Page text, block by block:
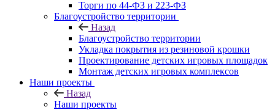
Торги по 44-ФЗ и 223-ФЗ
Благоустройство территории
Назад
Благоустройство территории
Укладка покрытия из резиновой крошки
Проектирование детских игровых площадок
Монтаж детских игровых комплексов
Наши проекты
Назад
Наши проекты